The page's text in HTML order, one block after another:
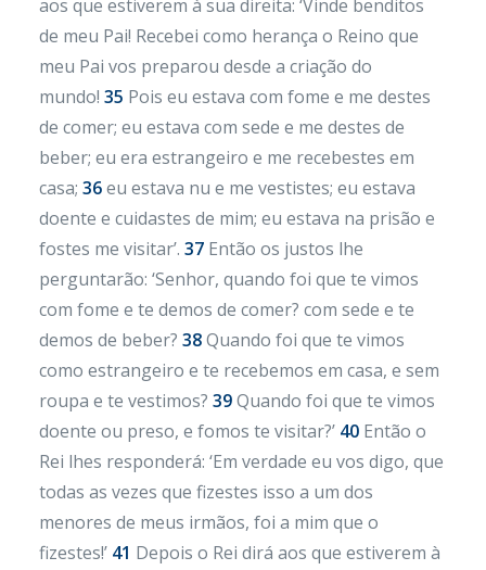
aos que estiverem à sua direita: ‘Vinde benditos
de meu Pai! Recebei como herança o Reino que
meu Pai vos preparou desde a criação do
mundo! 35 Pois eu estava com fome e me destes
de comer; eu estava com sede e me destes de
beber; eu era estrangeiro e me recebestes em
casa; 36eu estava nu e me vestistes; eu estava
doente e cuidastes de mim; eu estava na prisão e
fostes me visitar’. 37 Então os justos lhe
perguntarão: ‘Senhor, quando foi que te vimos
com fome e te demos de comer? com sede e te
demos de beber? 38Quando foi que te vimos
como estrangeiro e te recebemos em casa, e sem
roupa e te vestimos? 39Quando foi que te vimos
doente ou preso, e fomos te visitar?’ 40 Então o
Rei lhes responderá: ‘Em verdade eu vos digo, que
todas as vezes que fizestes isso a um dos
menores de meus irmãos, foi a mim que o
fizestes!’ 41 Depois o Rei dirá aos que estiverem à